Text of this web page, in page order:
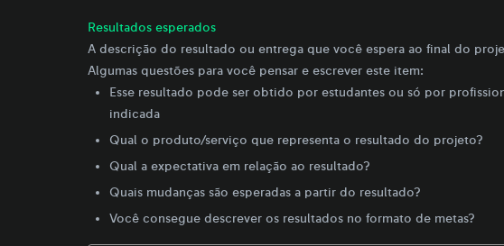
Resultados esperados
A descrição do resultado ou entrega que você espera ao final do
Algumas questões para você pensar e escrever este item:
Esse resultado pode ser obtido por estudantes ou só por
indicada
Qual o produto/serviço que representa o resultado do projeto?
Qual a expectativa em relação ao resultado?
Quais mudanças são esperadas a partir do resultado?
Você consegue descrever os resultados no formato de metas?